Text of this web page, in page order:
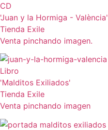
CD
'Juan y la Hormiga - València'
Tienda Exile
Venta pinchando imagen.
Libro
'Malditos Exiliados'
Tienda Exile
Venta pinchando imagen